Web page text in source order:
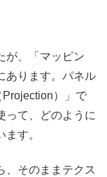
が、「マッピン
あります。パネル
）」で
って、どのように
す。
、そのままテクス